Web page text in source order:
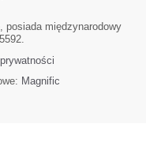
posiada międzynarodowy
Magnific